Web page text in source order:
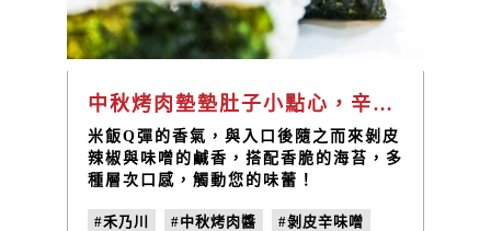
中秋烤肉墊墊肚子小點心，辛味噌燒海苔糰子｜禾乃川小廚房
米飯Q彈的香氣，與入口後隨之而來剝皮
辣椒與味噌的鹹香，搭配香脆的海苔，多
種層次口感，觸動您的味蕾！
#禾乃川 #中秋烤肉醬 #剝皮辛味噌